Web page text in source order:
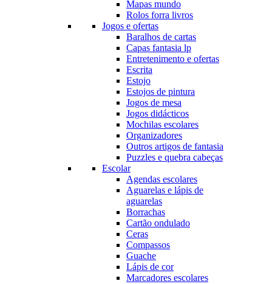
Mapas mundo
Rolos forra livros
Jogos e ofertas
Baralhos de cartas
Capas fantasia lp
Entretenimento e ofertas
Escrita
Estojo
Estojos de pintura
Jogos de mesa
Jogos didácticos
Mochilas escolares
Organizadores
Outros artigos de fantasia
Puzzles e quebra cabeças
Escolar
Agendas escolares
Aguarelas e lápis de
aguarelas
Borrachas
Cartão ondulado
Ceras
Compassos
Guache
Lápis de cor
Marcadores escolares